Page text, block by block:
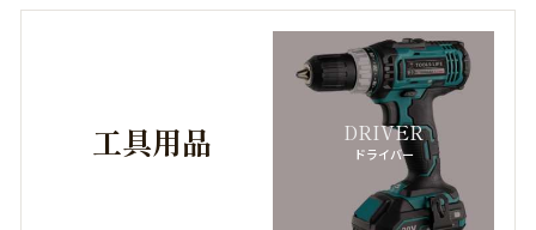
- ティファニー -
工具用品 DRIVER
ドライバー